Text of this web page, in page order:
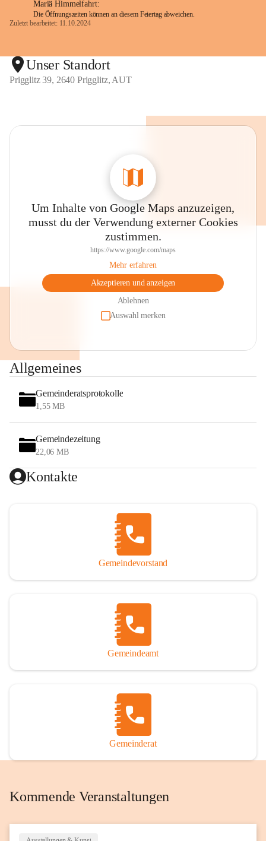
Mariä Himmelfahrt:
Die Öffnungszeiten können an diesem Feiertag abweichen.
Zuletzt bearbeitet: 11.10.2024
Unser Standort
Prigglitz 39, 2640 Prigglitz, AUT
Um Inhalte von Google Maps anzuzeigen,
musst du der Verwendung externer Cookies
zustimmen.
https://www.google.com/maps
Mehr erfahren
Akzeptieren und anzeigen
Ablehnen
Auswahl merken
Allgemeines
Gemeinderatsprotokolle
1,55 MB
Gemeindezeitung
22,06 MB
Kontakte
Gemeindevorstand
Gemeindeamt
Gemeinderat
Kommende Veranstaltungen